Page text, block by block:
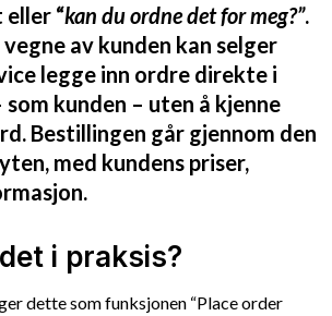
“kan du ordne det for meg?”.
av kunden kan selger
legge inn ordre direkte i
kunden – uten å kjenne
Bestillingen går gjennom den
med kundens priser,
i praksis?
dette som funksjonen “Place order